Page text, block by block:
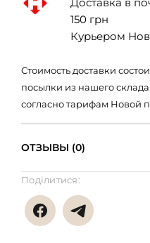
Доставка в
150 грн
Курьером
Стоимость доставки
посылки из нашего
согласно тарифам Новой
ОТЗЫВЫ (0)
Поділитися: